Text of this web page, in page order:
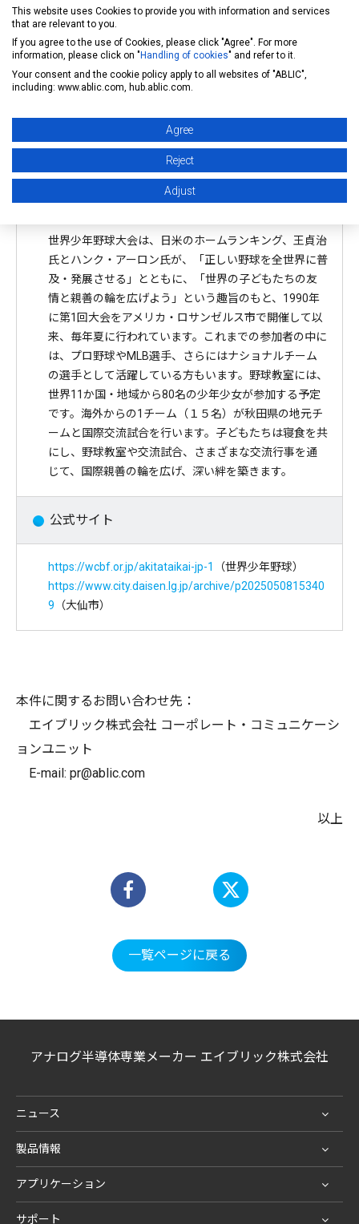
秋田県
大仙市
公益財団法人野球連盟
第31回世界少年野球大会 秋田大会実行委員会
世界少年野球大会は、日米のホームランキング、王貞治
氏とハンク・アーロン氏が、「正しい野球を全世界に普
及・発展させる」とともに、「世界の子どもたちの友
情と親善の輪を広げよう」という趣旨のもと、1990年
に第1回大会をアメリカ・ロサンゼルス市で開催して以
来、毎年夏に行われています。これまでの参加者の中に
は、プロ野球やMLB選手、さらにはナショナルチーム
の選手として活躍している方もいます。野球教室には、
世界11か国・地域から80名の少年少女が参加する予定
です。海外からの1チーム（１５名）が秋田県の地元チ
ームと国際交流試合を行います。子どもたちは寝食を共
にし、野球教室や交流試合、さまざまな交流行事を通
じて、国際親善の輪を広げ、深い絆を築きます。
公式サイト
https://wcbf.or.jp/akitataikai-jp-1
（世界少年野球）
https://www.city.daisen.lg.jp/archive/p2025050815340
9 （大仙市）
本件に関するお問い合わせ先：
エイブリック株式会社 コーポレート・コミュニケーシ
ョンユニット
E-mail: pr@ablic.com
以上
一覧ページに戻る
アナログ半導体専業メーカー エイブリック株式会社
ニュース
製品情報
アプリケーション
サポート
This website uses Cookies to provide you with information and services
that are relevant to you.
If you agree to the use of Cookies, please click "Agree". For more
information, please click on " Handling of cookies" and refer to it.
Your consent and the cookie policy apply to all websites of "ABLIC",
including: www.ablic.com, hub.ablic.com.
Agree
Reject
Adjust